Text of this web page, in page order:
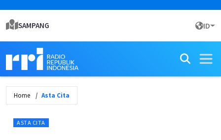
SAMPANG ID
Home Asta Cita
ASTA CITA